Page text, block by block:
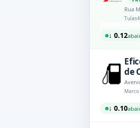
Rua
Tuías
↓ 0.12
de
↓ 0.10